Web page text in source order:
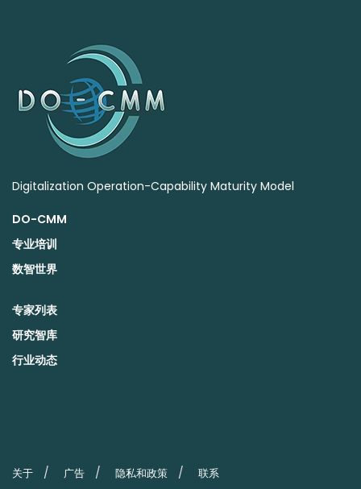
Digitalization Operation-Capability Maturity Model
DO-CMM
专业培训
数智世界
专家列表
研究智库
行业动态
关于 广告 隐私和政策 联系